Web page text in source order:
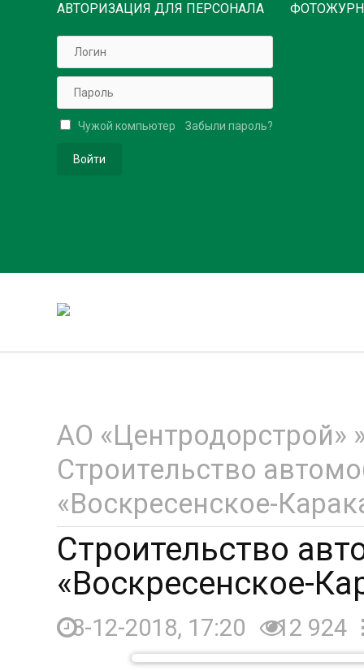
АВТОРИЗАЦИЯ ДЛЯ ПЕРСОНАЛА
Чужой компьютер Забыли пароль?
АО «Центродорстрой»
Строительство
«Воскресенское-
Строительство
«Воскресенское-
3-12-2018, 17:20 12 924